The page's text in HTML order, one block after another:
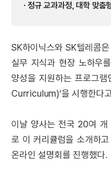
· 정규 교과과정, 대학 맞춤
SK하이닉스와 SK텔레콤
실무 지식과 현장 노하우
양성을 지원하는 프로그
Curriculum)’을 시행한다
이날 양사는 전국 20여 개
로 이 커리큘럼을 소개하
온라인 설명회를 진행했다.